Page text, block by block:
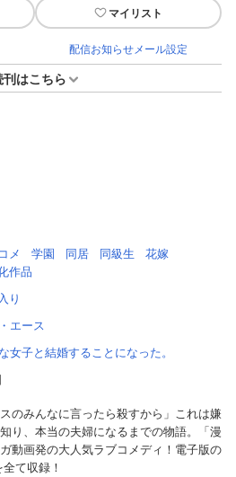
マイリスト
配信お知らせメール設定
刊はこちら
メ 学園 同居 同級生
花嫁
作品
り
エース
女子と結婚することになった。
のみんなに言ったら殺すから」これは嫌
り、本当の夫婦になるまでの物語。「漫
動画発の大人気ラブコメディ！電子版の
て収録！